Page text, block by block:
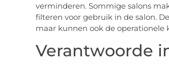
verminderen. Sommige salons
filteren voor gebruik in de salon.
maar kunnen ook de operationele
Verantwoorde